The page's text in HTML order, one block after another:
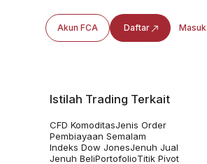
Akun FCA Daftar Masuk
Istilah Trading Terkait
CFD KomoditasJenis Order
Pembiayaan Semalam
Indeks Dow JonesJenuh Jual
Jenuh BeliPortofolioTitik Pivot